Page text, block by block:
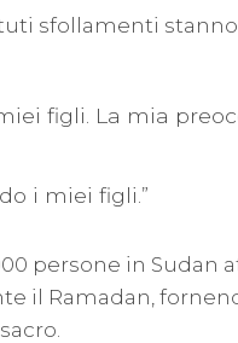
sfollamenti
figli. La mia
i miei figli.”
persone in Sudan
il Ramadan,